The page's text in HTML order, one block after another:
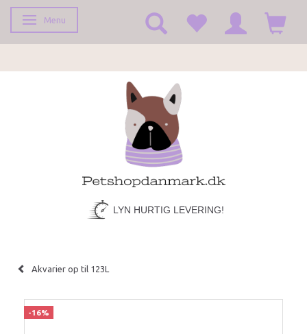
Skifte navigation
Menu
LYN HURTIG LEVERING!
Akvarier op til 123L
-16%